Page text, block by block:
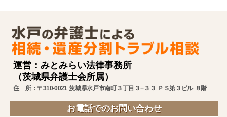
運営：みとみらい法律事務所
（茨城県弁護士会所属）
住 所：〒310-0021 茨城県水戸市南町３丁目３−３３ ＰＳ第３ビル ８階
お電話でのお問い合わせ